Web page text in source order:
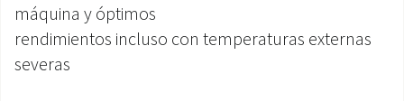
máquina y óptimos
rendimientos incluso con temperaturas externas
severas